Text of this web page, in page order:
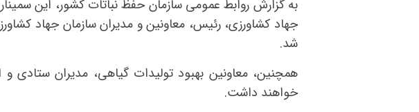
به گزارش روابط عمومی سازمان حفظ نباتات کشور، این
جهاد کشاورزی، رئیس، معاونین و مدیران سازمان جهاد
شد.
همچنین، معاونین بهبود تولیدات گیاهی، مدیران ستادی
خواهند داشت.